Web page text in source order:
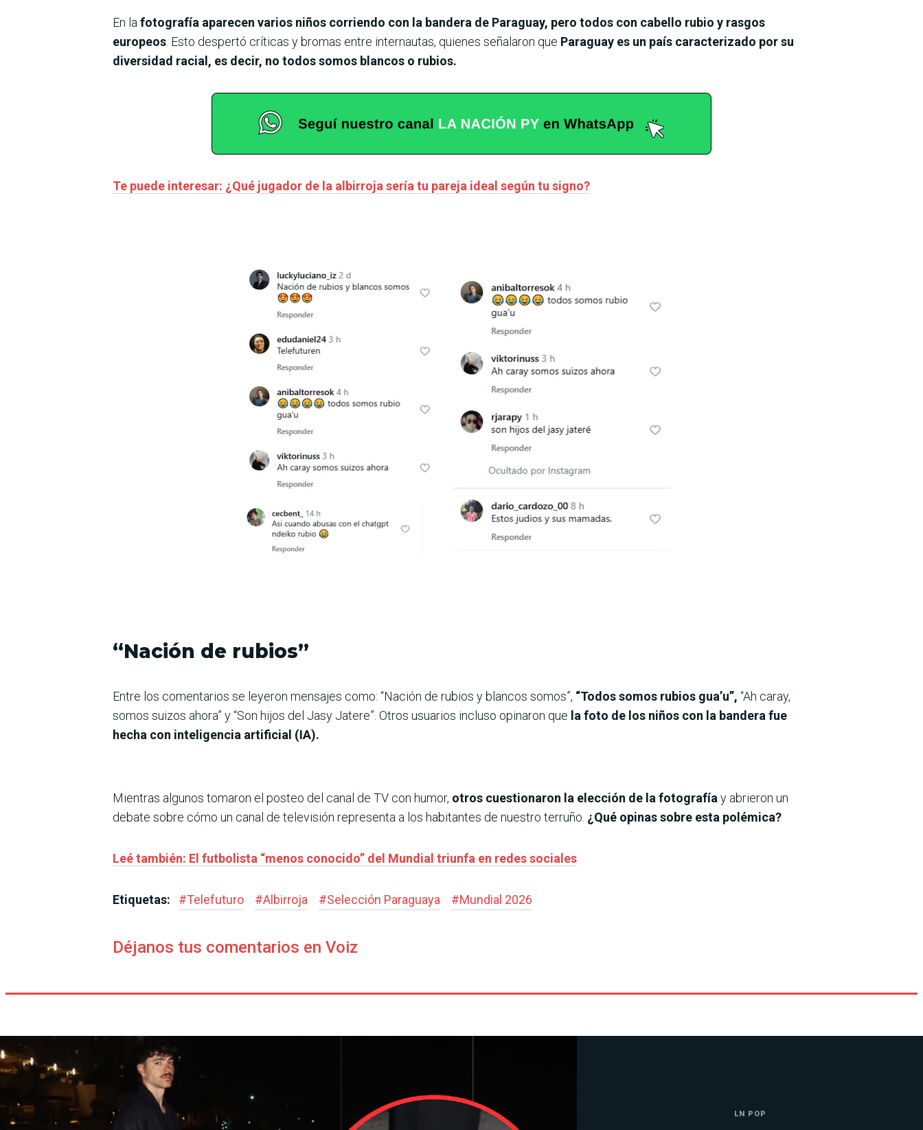
En la fotografía aparecen varios niños corriendo con la bandera de Paraguay, pero todos con cabello rubio y rasgos
europeos . Esto despertó críticas y bromas entre internautas, quienes señalaron que Paraguay es un país caracterizado por su
diversidad racial, es decir, no todos somos blancos o rubios.
Te puede interesar: ¿Qué jugador de la albirroja sería tu pareja ideal según tu signo?
“Nación de rubios”
Entre los comentarios se leyeron mensajes como: “Nación de rubios y blancos somos”, “Todos somos rubios gua’u”, “Ah caray,
somos suizos ahora” y “Son hijos del Jasy Jatere”. Otros usuarios incluso opinaron que la foto de los niños con la bandera fue
hecha con inteligencia artificial (IA).
Mientras algunos tomaron el posteo del canal de TV con humor, otros cuestionaron la elección de la fotografía y abrieron un
debate sobre cómo un canal de televisión representa a los habitantes de nuestro terruño. ¿Qué opinas sobre esta polémica?
Leé también: El futbolista “menos conocido” del Mundial triunfa en redes sociales
Etiquetas: #Telefuturo #Albirroja #Selección Paraguaya #Mundial 2026
Déjanos tus comentarios en Voiz
LN POP